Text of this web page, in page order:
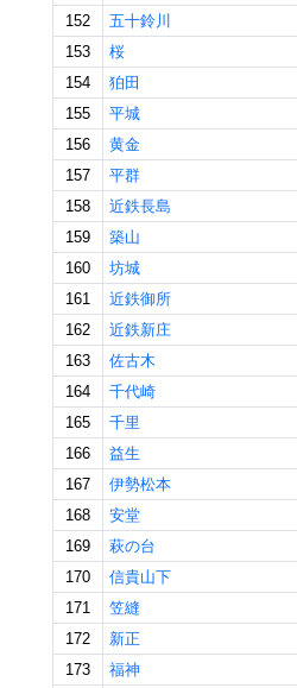
152
五十鈴川
153
桜
154
狛田
155
平城
156
黄金
157
平群
158
近鉄長島
159
築山
160
坊城
161
近鉄御所
162
近鉄新庄
163
佐古木
164
千代崎
165
千里
166
益生
167
伊勢松本
168
安堂
169
萩の台
170
信貴山下
171
笠縫
172
新正
173
福神